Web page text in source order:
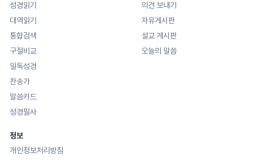
성경읽기
대역읽기
통합검색
구절비교
일독성경
찬송가
말씀카드
성경필사
의견 보내기
자유게시판
설교 게시판
오늘의 말씀
정보
개인정보처리방침